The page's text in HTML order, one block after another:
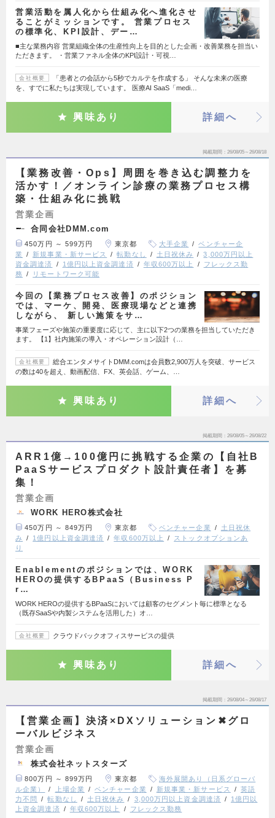
営業活動を属人化から仕組み化へ進化させ
ることがミッションです。 営業プロセス
の標準化、KPI設計、デー…
■主な業務内容 営業組織全体の生産性向上を目的とした企画・改善業務を担当い
ただきます。 ・営業ファネル全体のKPI設計・可視…
会社概要
「患者との会話から5秒でカルテを作成する」 そんな未来の医療
を、すでに私たちは実現しています。 医療AI SaaS「medi…
興味あり 詳細へ
掲載期間 26/08/05～26/08/18
【業務改善・Ops】周囲を巻き込む調整力を
活かす！／オンライン診療の業務プロセス構
築・仕組み化に挑戦
営業企画
合同会社DMM.com
450万円 ～ 599万円 東京都 大手企業
ベンチャー企
業
新規事業・新サービス 転勤なし 土日祝休み
3,000万円以上
資金調達済
1億円以上資金調達済 年収600万以上
フレックス勤
務
リモートワーク可能
今回の【業務プロセス改善】のポジション
では、マーケ、開発、医療現場などと連携
しながら、 新しい施策をサ…
事業フェーズや施策の重要度に応じて、主に以下2つの業務を担当していただき
ます。 【1】社内施策の導入・オペレーション設計（…
会社概要
総合エンタメサイトDMM.comは会員数2,900万人を突破、サービス
の数は40を超え、動画配信、FX、英会話、ゲーム、…
興味あり 詳細へ
掲載期間 26/08/05～26/08/22
ARR1億→100億円に挑戦する企業の【自社B
PaaSサービスプロダクト設計責任者】を募
集！
営業企画
WORK HERO株式会社
450万円 ～ 849万円 東京都 ベンチャー企業
土日祝休
み
1億円以上資金調達済 年収600万以上
ストックオプションあ
り
Enablementのポジションでは、WORK
HEROの提供するBPaaS（Business P
r…
WORK HEROの提供するBPaaSにおいては顧客のセグメント毎に標準となる
（既存SaaSや内製システムを活用した）オ…
会社概要 クラウドバックオフィスサービスの提供
興味あり 詳細へ
掲載期間 26/08/04～26/08/17
【営業企画】決済×DXソリューション✖グロ
ーバルビジネス
営業企画
株式会社ネットスターズ
800万円 ～ 899万円 東京都
海外展開あり（日系グローバ
ル企業）
上場企業 ベンチャー企業 新規事業・新サービス
英語
力不問
転勤なし 土日祝休み 3,000万円以上資金調達済
1億円以
上資金調達済
年収600万以上 フレックス勤務